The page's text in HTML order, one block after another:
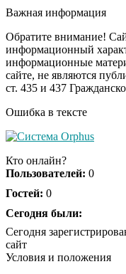
Ролик
секунд, но
шоке от
Ролик из
Ржу не
не раз
Важная информация
Обратите внимание!
информационный
информационные
сайте, не являются
ст. 435 и 437
Ошибка в тексте
Кто онлайн?
Пользователей: 0
Гостей: 0
Сегодня были:
Сегодня
сайт
Условия и положения